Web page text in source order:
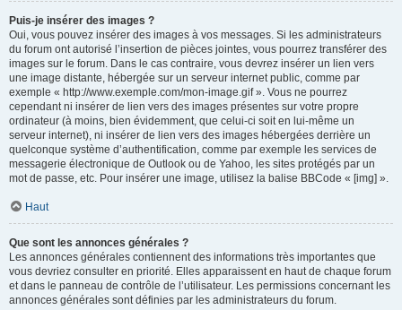
Puis-je insérer des images ?
Oui, vous pouvez insérer des images à vos messages. Si les administrateurs
du forum ont autorisé l’insertion de pièces jointes, vous pourrez transférer des
images sur le forum. Dans le cas contraire, vous devrez insérer un lien vers
une image distante, hébergée sur un serveur internet public, comme par
exemple « http://www.exemple.com/mon-image.gif ». Vous ne pourrez
cependant ni insérer de lien vers des images présentes sur votre propre
ordinateur (à moins, bien évidemment, que celui-ci soit en lui-même un
serveur internet), ni insérer de lien vers des images hébergées derrière un
quelconque système d’authentification, comme par exemple les services de
messagerie électronique de Outlook ou de Yahoo, les sites protégés par un
mot de passe, etc. Pour insérer une image, utilisez la balise BBCode « [img] ».
Haut
Que sont les annonces générales ?
Les annonces générales contiennent des informations très importantes que
vous devriez consulter en priorité. Elles apparaissent en haut de chaque forum
et dans le panneau de contrôle de l’utilisateur. Les permissions concernant les
annonces générales sont définies par les administrateurs du forum.